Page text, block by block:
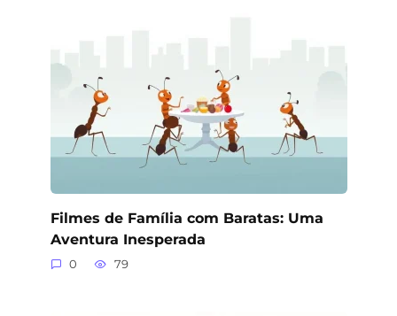
Filmes de Família com Baratas: Uma
Aventura Inesperada
0 79